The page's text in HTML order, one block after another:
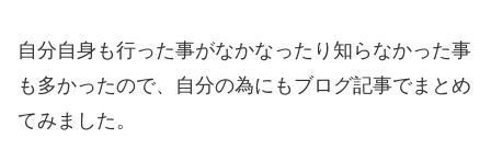
自分自身も行った事がなかなったり知らなかった事
も多かったので、自分の為にもブログ記事でまとめ
てみました。